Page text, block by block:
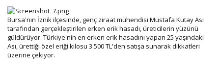
ş
l
a
t
a
n
r
i
h
i
Bursa'nın İznik ilçesinde, genç ziraat mühendisi Mustafa Kutay Ası
tarafından gerçekleştirilen erken erik hasadı, üreticilerin yüzünü
güldürüyor. Türkiye'nin en erken erik hasadını yapan 25 yaşındaki
Ası, ürettiği özel eriği kilosu 3.500 TL'den satışa sunarak dikkatleri
üzerine çekiyor.